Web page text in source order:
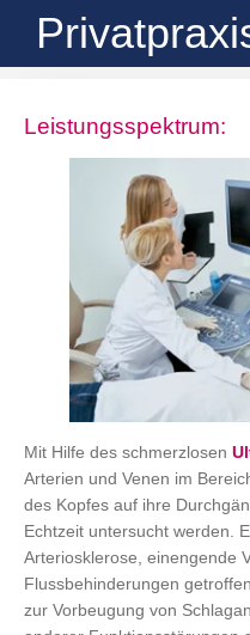
Zum
Hauptinhalt
Leistungsspektrum:
Mit Hilfe des schmerzlosen
Arterien und Venen im
des Kopfes auf ihre
Echtzeit untersucht werden.
Arteriosklerose, einengende
Flussbehinderungen
zur Vorbeugung von